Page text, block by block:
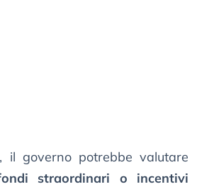
il governo potrebbe valutare
straordinari o incentivi